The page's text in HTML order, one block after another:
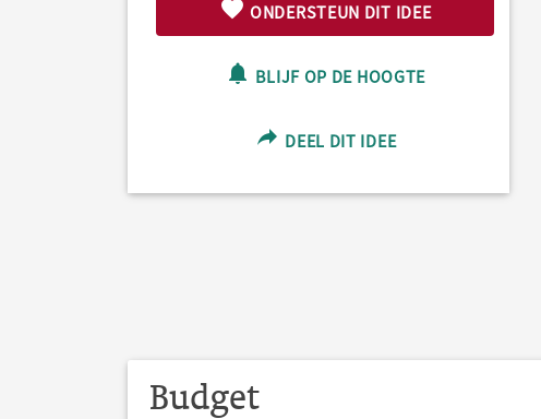
ONDERSTEUN DIT IDEE
BLIJF OP DE HOOGTE
DEEL DIT IDEE
Budget